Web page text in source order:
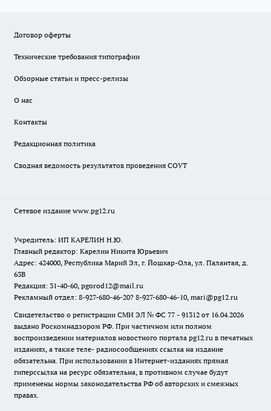
Договор оферты
Технические требования типографии
Обзорные статьи и пресс-релизы
О нас
Контакты
Редакционная политика
Сводная ведомость результатов проведения СОУТ
Сетевое издание www.pg12.ru
Учредитель: ИП КАРЕЛИН Н.Ю.
Главный редактор: Карелин Никита Юрьевич
Адрес: 424000, Республика Марий Эл, г. Йошкар-Ола, ул. Палантая, д.
63В
Редакция: 31-40-60, pgorod12@mail.ru
Рекламный отдел: 8-927-680-46-20? 8-927-680-46-10, mari@pg12.ru
Свидетельство о регистрации СМИ ЭЛ № ФС 77 - 91312 от 16.04.2026
выдано Роскомнадзором РФ. При частичном или полном
воспроизведении материалов новостного портала pg12.ru в печатных
изданиях, а также теле- радиосообщениях ссылка на издание
обязательна. При использовании в Интернет-изданиях прямая
гиперссылка на ресурс обязательна, в противном случае будут
применены нормы законодательства РФ об авторских и смежных
правах.